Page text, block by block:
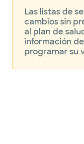
Las listas de
cambios sin
al plan de
información
programar su